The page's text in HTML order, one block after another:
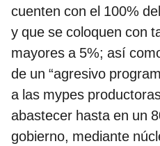
cuenten con el 100%
y que se coloquen con
mayores a 5%; así
de un “agresivo
a las mypes
abastecer hasta en un
gobierno, mediante